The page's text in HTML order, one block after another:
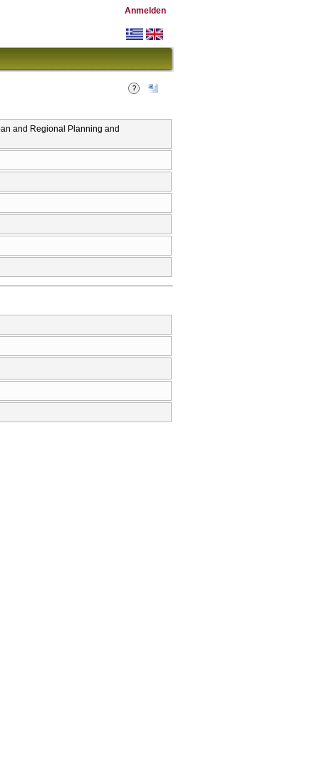
Anmelden
and Regional Planning and